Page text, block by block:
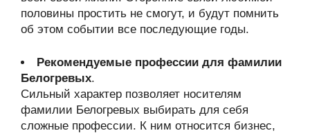
половины простить не смогут, и будут помнить
об этом событии все последующие годы.
Рекомендуемые профессии для фамилии
Белогревых.
Сильный характер позволяет носителям
фамилии Белогревых выбирать для себя
сложные профессии. К ним относится бизнес,